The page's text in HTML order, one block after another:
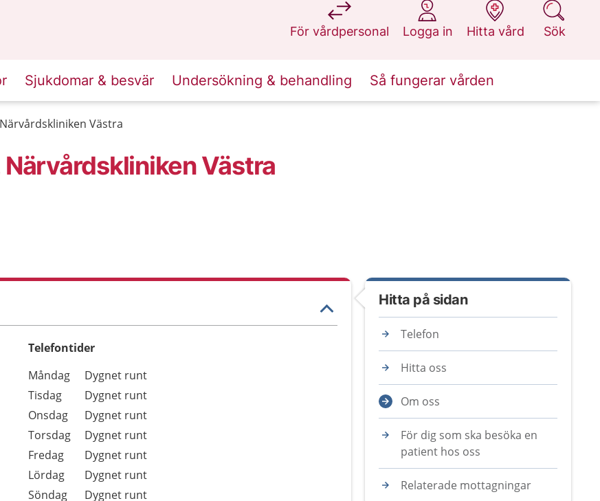
För vårdpersonal
på 1177.se
Logga in
på 1177.se
Hitta vård
på 1177.se
Sök
på 1177.se
Sjukdomar & besvär Undersökning & behandling Så fungerar vården
Västra
Västra
Telefontider
Dag
Öppettider
Kommentarer
Måndag
Dygnet runt
Tisdag
Dygnet runt
Onsdag
Dygnet runt
Torsdag
Dygnet runt
Fredag
Dygnet runt
Lördag
Dygnet runt
Söndag
Dygnet runt
Hitta på sidan
Telefon
Hitta oss
Om oss
För dig som ska besöka en
patient hos oss
Relaterade mottagningar